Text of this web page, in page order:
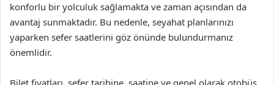
konforlu bir yolculuk sağlamakta ve zaman açısından da
avantaj sunmaktadır. Bu nedenle, seyahat planlarınızı
yaparken sefer saatlerini göz önünde bulundurmanız
önemlidir.
Bilet fiyatları, sefer tarihine, saatine ve genel olarak otobüs